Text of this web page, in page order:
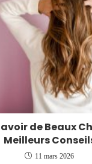
de Beaux
Meilleurs
11 mars 2026